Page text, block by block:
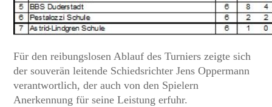
Für den reibungslosen Ablauf des Turniers zeigte sich
der souverän leitende Schiedsrichter Jens Oppermann
verantwortlich, der auch von den Spielern
Anerkennung für seine Leistung erfuhr.